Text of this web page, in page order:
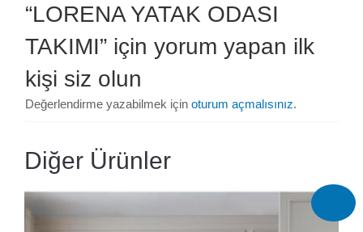
“LORENA YATAK ODASI
TAKIMI” için yorum yapan ilk
kişi siz olun
Değerlendirme yazabilmek için oturum açmalısınız.
Diğer Ürünler